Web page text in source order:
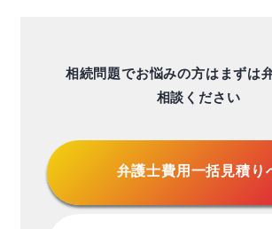
相続問題でお悩みの方はまずは
相談ください
弁護士費用一括見積り